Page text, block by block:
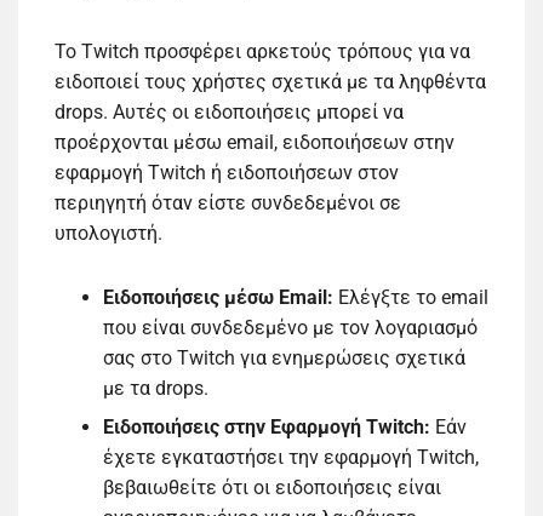
Το Twitch προσφέρει αρκετούς τρόπους για να
ειδοποιεί τους χρήστες σχετικά με τα ληφθέντα
drops. Αυτές οι ειδοποιήσεις μπορεί να
προέρχονται μέσω email, ειδοποιήσεων στην
εφαρμογή Twitch ή ειδοποιήσεων στον
περιηγητή όταν είστε συνδεδεμένοι σε
υπολογιστή.
Ειδοποιήσεις μέσω Email: Ελέγξτε το email
που είναι συνδεδεμένο με τον λογαριασμό
σας στο Twitch για ενημερώσεις σχετικά
με τα drops.
Ειδοποιήσεις στην Εφαρμογή Twitch: Εάν
έχετε εγκαταστήσει την εφαρμογή Twitch,
βεβαιωθείτε ότι οι ειδοποιήσεις είναι